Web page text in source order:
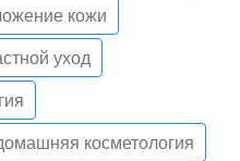
кожи
уход
косметология